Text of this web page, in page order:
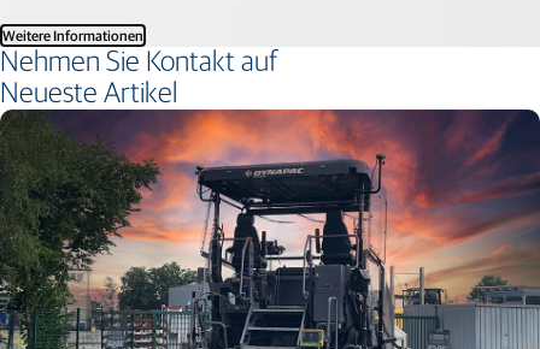
Weitere Informationen
Nehmen Sie Kontakt auf
Neueste Artikel